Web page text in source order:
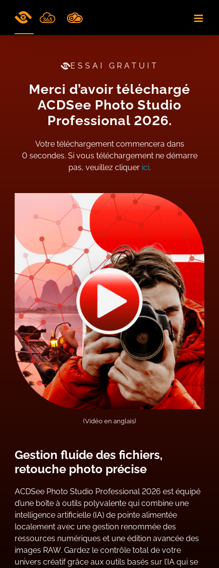
ESSAI GRATUIT
Merci d’avoir téléchargé
ACDSee Photo Studio
Professional 2026.
Votre téléchargement commencera dans
0secondes. Si vous téléchargement ne démarre
pas, veuillez cliquer ici.
(Vidéo en anglais)
Gestion fluide des fichiers,
retouche photo précise
ACDSee Photo Studio Professional 2026 est équipé
d’une boîte à outils polyvalente qui combine une
intelligence artificielle (IA) de pointe alimentée
localement avec une gestion renommée des
ressources numériques et une édition avancée des
images RAW. Gardez le contrôle total de votre
univers créatif grâce aux outils basés sur l’IA qui se